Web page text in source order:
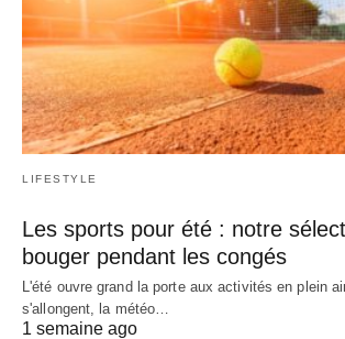
LIFESTYLE
Les sports pour été : notre
bouger pendant les congés
L'été ouvre grand la porte aux activités en plein
s'allongent, la météo…
1 semaine ago